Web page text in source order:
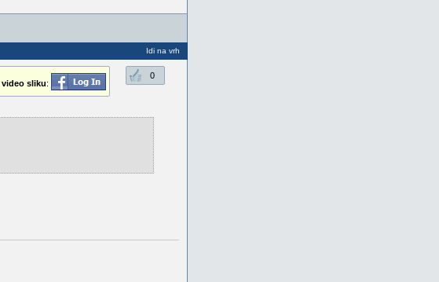
Idi na vrh
0
video sliku: